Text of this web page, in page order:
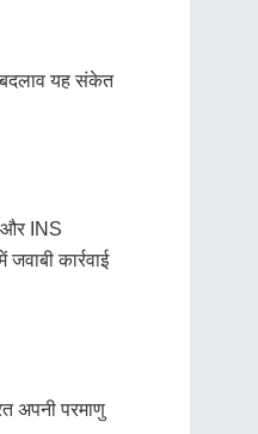
बदलाव यह संकेत
और INS
कार्रवाई
अपनी परमाणु